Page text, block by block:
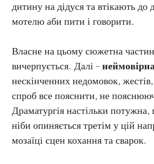
дитину на дідуся та втікають до
мотелю аби пити і говорити.
Власне на цьому сюжетна
вичерпується. Далі –
нескінченних недомовок,
спроб все пояснити, не
Драматургія настільки потужна,
ніби опиняється третім у цій
мозаїці сцен кохання та сварок.